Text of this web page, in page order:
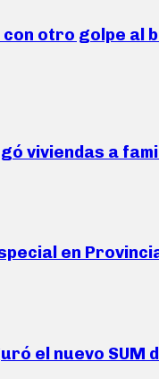
otro golpe al
viviendas a
en
el nuevo